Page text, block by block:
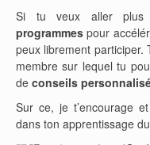
Si tu veux aller plus
programmes pour
peux librement participer.
membre sur lequel tu
de conseils
Sur ce, je t’encourage
dans ton apprentissage